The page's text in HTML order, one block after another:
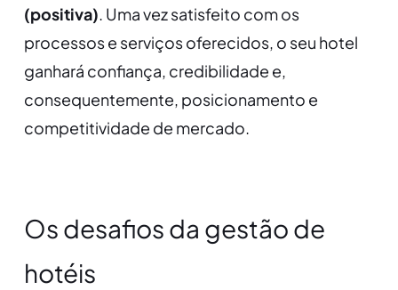
(positiva). Uma vez satisfeito com os
processos e serviços oferecidos, o seu hotel
ganhará confiança, credibilidade e,
consequentemente, posicionamento e
competitividade de mercado.
Os desafios da gestão de
hotéis